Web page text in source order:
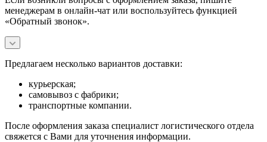
менеджерам в онлайн-чат или воспользуйтесь функцией
«Обратный звонок».
Предлагаем несколько вариантов доставки:
курьерская;
самовывоз с фабрики;
транспортные компании.
После оформления заказа специалист логистического отдела
свяжется с Вами для уточнения информации.